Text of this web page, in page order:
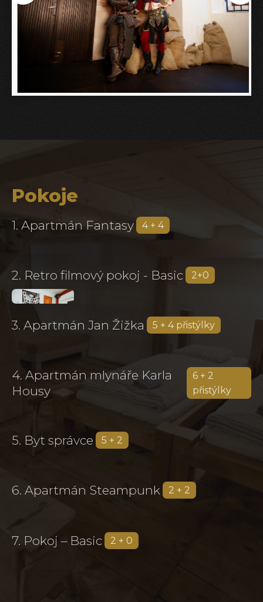
Pokoje
1. Apartmán Fantasy 4 + 4
2. Retro filmový pokoj - Basic 2+0
3. Apartmán Jan Žižka 5 + 4 přistýlky
4. Apartmán mlynáře Karla
Housy
6 + 2
přistýlky
5. Byt správce 5 + 2
6. Apartmán Steampunk 2 + 2
7. Pokoj – Basic 2 + 0